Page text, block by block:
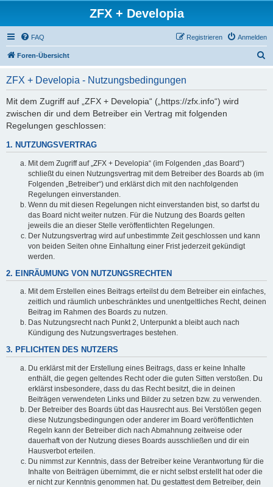
ZFX + Developia
FAQ Anmelden
Registrieren
Foren-Übersicht
ZFX + Developia - Nutzungsbedingungen
Mit dem Zugriff auf „ZFX + Developia“ („https://zfx.info“) wird
zwischen dir und dem Betreiber ein Vertrag mit folgenden
Regelungen geschlossen:
1. NUTZUNGSVERTRAG
Mit dem Zugriff auf „ZFX + Developia“ (im Folgenden „das Board“)
schließt du einen Nutzungsvertrag mit dem Betreiber des Boards ab (im
Folgenden „Betreiber“) und erklärst dich mit den nachfolgenden
Regelungen einverstanden.
Wenn du mit diesen Regelungen nicht einverstanden bist, so darfst du
das Board nicht weiter nutzen. Für die Nutzung des Boards gelten
jeweils die an dieser Stelle veröffentlichten Regelungen.
Der Nutzungsvertrag wird auf unbestimmte Zeit geschlossen und kann
von beiden Seiten ohne Einhaltung einer Frist jederzeit gekündigt
werden.
2. EINRÄUMUNG VON NUTZUNGSRECHTEN
Mit dem Erstellen eines Beitrags erteilst du dem Betreiber ein einfaches,
zeitlich und räumlich unbeschränktes und unentgeltliches Recht, deinen
Beitrag im Rahmen des Boards zu nutzen.
Das Nutzungsrecht nach Punkt 2, Unterpunkt a bleibt auch nach
Kündigung des Nutzungsvertrages bestehen.
3. PFLICHTEN DES NUTZERS
Du erklärst mit der Erstellung eines Beitrags, dass er keine Inhalte
enthält, die gegen geltendes Recht oder die guten Sitten verstoßen. Du
erklärst insbesondere, dass du das Recht besitzt, die in deinen
Beiträgen verwendeten Links und Bilder zu setzen bzw. zu verwenden.
Der Betreiber des Boards übt das Hausrecht aus. Bei Verstößen gegen
diese Nutzungsbedingungen oder anderer im Board veröffentlichten
Regeln kann der Betreiber dich nach Abmahnung zeitweise oder
dauerhaft von der Nutzung dieses Boards ausschließen und dir ein
Hausverbot erteilen.
Du nimmst zur Kenntnis, dass der Betreiber keine Verantwortung für die
Inhalte von Beiträgen übernimmt, die er nicht selbst erstellt hat oder die
er nicht zur Kenntnis genommen hat. Du gestattest dem Betreiber, dein